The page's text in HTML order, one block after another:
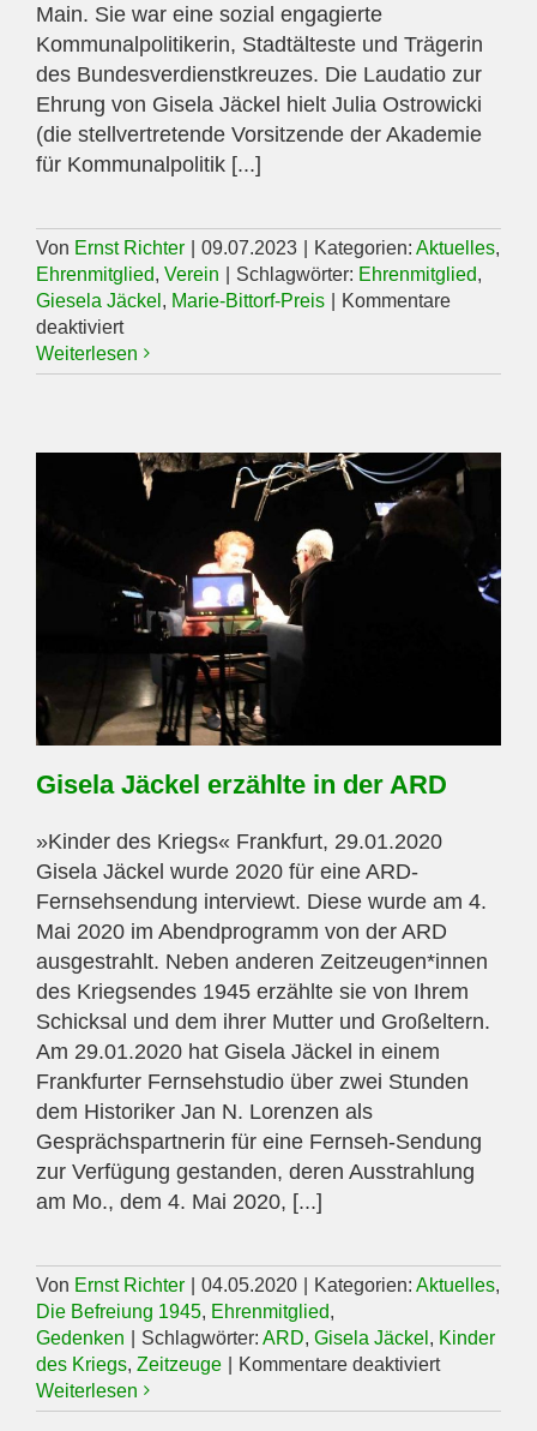
Main. Sie war eine sozial engagierte
Kommunalpolitikerin, Stadtälteste und Trägerin
des Bundesverdienstkreuzes. Die Laudatio zur
Ehrung von Gisela Jäckel hielt Julia Ostrowicki
(die stellvertretende Vorsitzende der Akademie
für Kommunalpolitik [...]
Von Ernst Richter 09.07.2023 Kategorien: Aktuelles,
Ehrenmitglied, Verein Schlagwörter: Ehrenmitglied,
Giesela Jäckel , Marie-Bittorf-Preis
Kommentare
deaktiviertfür
Gisela
Jäckel
Marie-
Bittorf-
Weiterlesen
Gisela Jäckel erzählte in der ARD
»Kinder des Kriegs« Frankfurt, 29.01.2020
Gisela Jäckel wurde 2020 für eine ARD-
Fernsehsendung interviewt. Diese wurde am 4.
Mai 2020 im Abendprogramm von der ARD
ausgestrahlt. Neben anderen Zeitzeugen*innen
des Kriegsendes 1945 erzählte sie von Ihrem
Schicksal und dem ihrer Mutter und Großeltern.
Am 29.01.2020 hat Gisela Jäckel in einem
Frankfurter Fernsehstudio über zwei Stunden
dem Historiker Jan N. Lorenzen als
Gesprächspartnerin für eine Fernseh-Sendung
zur Verfügung gestanden, deren Ausstrahlung
am Mo., dem 4. Mai 2020, [...]
Von Ernst Richter 04.05.2020 Kategorien: Aktuelles,
Die Befreiung 1945, Ehrenmitglied,
Gedenken
Schlagwörter: ARD, Gisela Jäckel , Kinder
des Kriegs, Zeitzeuge Kommentare deaktiviertfür
Jäckel
Weiterlesen